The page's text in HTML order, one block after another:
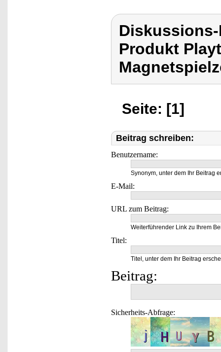
Produkt
Seite: [1]
Beitrag schreiben:
Benutzername:
Synonym, unter dem Ihr Beitrag
E-Mail:
URL zum Beitrag:
Weiterführender Link zu Ihrem
Titel:
Titel, unter dem Ihr Beitrag
Beitrag:
Sicherheits-Abfrage: